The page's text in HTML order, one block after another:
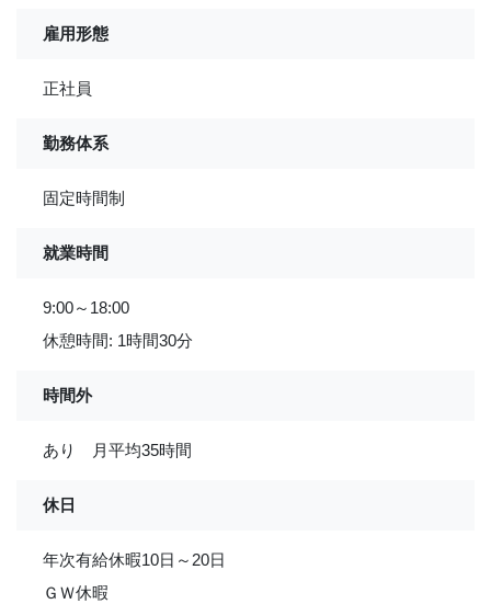
雇用形態
正社員
勤務体系
固定時間制
就業時間
9:00～18:00
休憩時間: 1時間30分
時間外
あり 月平均35時間
休日
年次有給休暇10日～20日
ＧＷ休暇